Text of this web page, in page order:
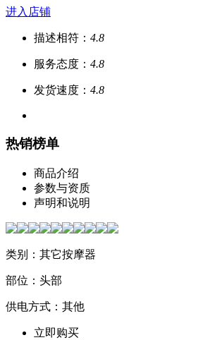
进入店铺
描述相符： 4.8
服务态度： 4.8
发货速度： 4.8
热销榜单
商品介绍
参数与资质
声明和说明
类别：其它按摩器
部位：头部
供电方式：其他
立即购买